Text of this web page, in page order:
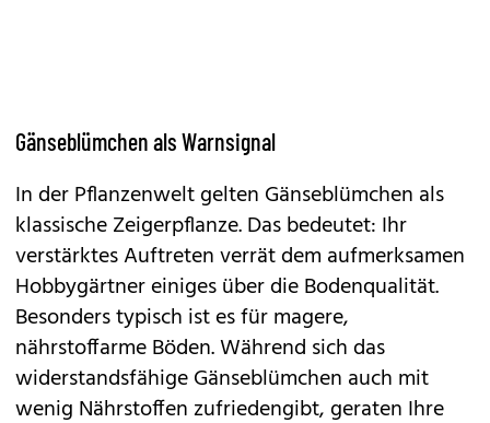
Gänseblümchen als Warnsignal
In der Pflanzenwelt gelten Gänseblümchen als
klassische Zeigerpflanze. Das bedeutet: Ihr
verstärktes Auftreten verrät dem aufmerksamen
Hobbygärtner einiges über die Bodenqualität.
Besonders typisch ist es für magere,
nährstoffarme Böden. Während sich das
widerstandsfähige Gänseblümchen auch mit
wenig Nährstoffen zufriedengibt, geraten Ihre